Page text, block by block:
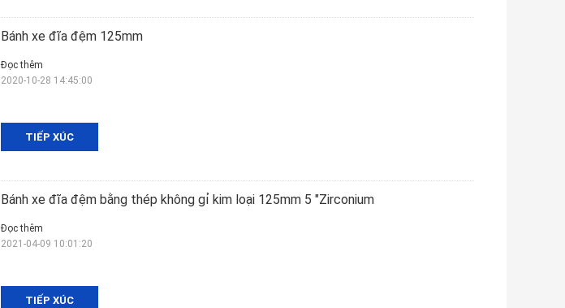
Bánh xe đĩa đệm 125mm
TIẾP XÚC
Đọc thêm
2020-10-28 14:45:00
Bánh xe đĩa đệm bằng thép không gỉ kim loại 125mm 5 "Zirconium
TIẾP XÚC
Đọc thêm
2021-04-09 10:01:20